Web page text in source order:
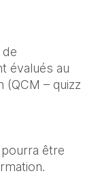
de
évalués au
– quizz
être